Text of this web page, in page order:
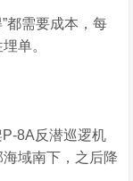
都需要成本，每
单。
8A反潜巡逻机
域南下，之后降